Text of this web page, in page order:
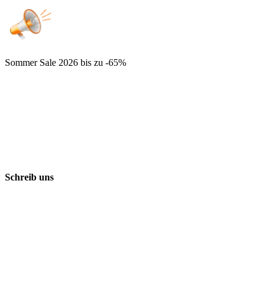
Sommer Sale 2026 bis zu -65%
Schreib uns